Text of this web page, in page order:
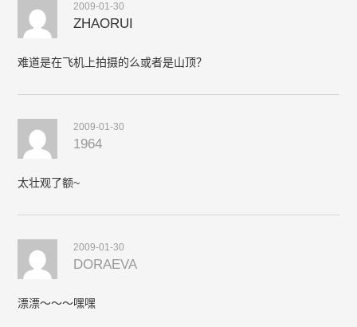
2009-01-30
ZHAORUI
难道是在飞机上拍摄的么或者是山顶？
2009-01-30
1964
太壮观了额~
2009-01-30
DORAEVA
漂漂～～～嘿嘿